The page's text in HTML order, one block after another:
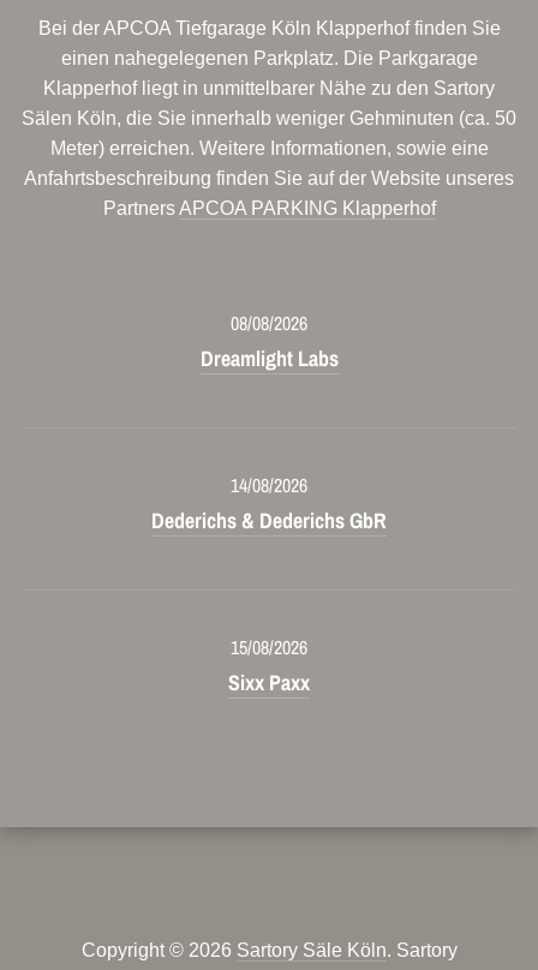
Bei der APCOA Tiefgarage Köln Klapperhof finden Sie
einen nahegelegenen Parkplatz. Die Parkgarage
Klapperhof liegt in unmittelbarer Nähe zu den Sartory
Sälen Köln, die Sie innerhalb weniger Gehminuten (ca. 50
Meter) erreichen. Weitere Informationen, sowie eine
Anfahrtsbeschreibung finden Sie auf der Website unseres
PartnersAPCOA PARKING Klapperhof
08/08/2026
Dreamlight Labs
14/08/2026
Dederichs & Dederichs GbR
15/08/2026
Sixx Paxx
Copyright © 2026 Sartory Säle Köln. Sartory